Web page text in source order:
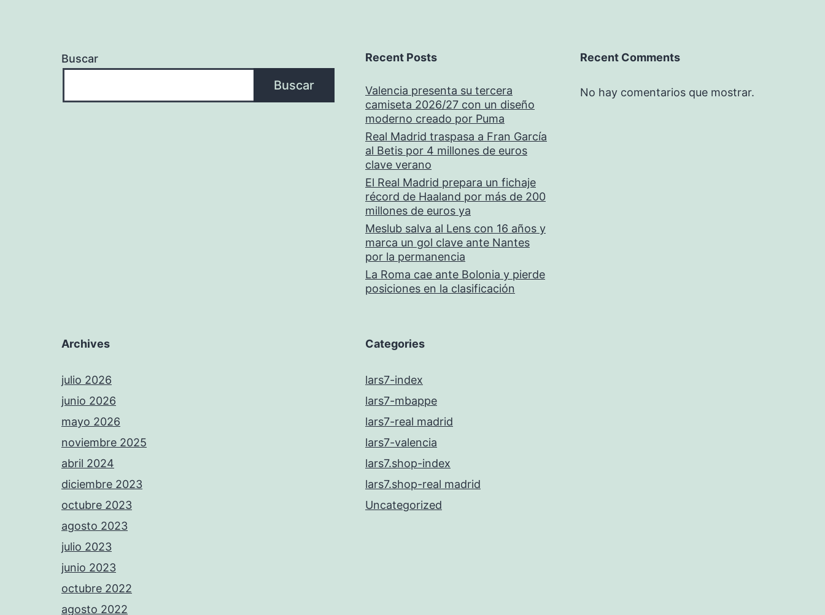
Buscar
Buscar
Recent Posts
Valencia presenta su tercera
camiseta 2026/27 con un diseño
moderno creado por Puma
Real Madrid traspasa a Fran García
al Betis por 4 millones de euros
clave verano
El Real Madrid prepara un fichaje
récord de Haaland por más de 200
millones de euros ya
Meslub salva al Lens con 16 años y
marca un gol clave ante Nantes
por la permanencia
La Roma cae ante Bolonia y pierde
posiciones en la clasificación
Recent Comments
No hay comentarios que mostrar.
Archives
julio 2026
junio 2026
mayo 2026
noviembre 2025
abril 2024
diciembre 2023
octubre 2023
agosto 2023
julio 2023
junio 2023
octubre 2022
agosto 2022
Categories
lars7-index
lars7-mbappe
lars7-real madrid
lars7-valencia
lars7.shop-index
lars7.shop-real madrid
Uncategorized